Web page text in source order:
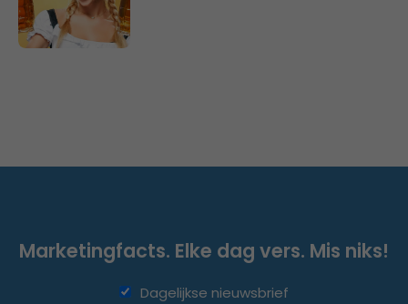
Marketingfacts. Elke dag vers. Mis niks!
Dagelijkse nieuwsbrief